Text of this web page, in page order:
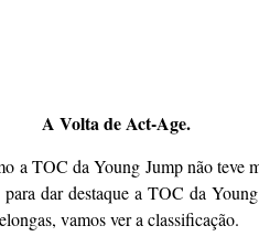
A Volta de Act-Age.
a TOC da Young Jump não teve
dar destaque a TOC da
vamos ver a classificação.